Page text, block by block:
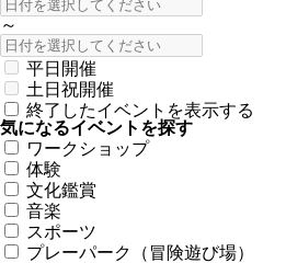
～
平日開催
土日祝開催
終了したイベントを表示する
気になるイベントを探す
ワークショップ
体験
文化鑑賞
音楽
スポーツ
プレーパーク（冒険遊び場）